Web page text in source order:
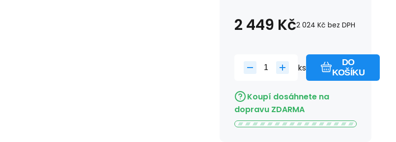
2 449 Kč2 024 Kč bez DPH
ks
DO
KOŠÍKU
Koupí dosáhnete na
dopravu ZDARMA